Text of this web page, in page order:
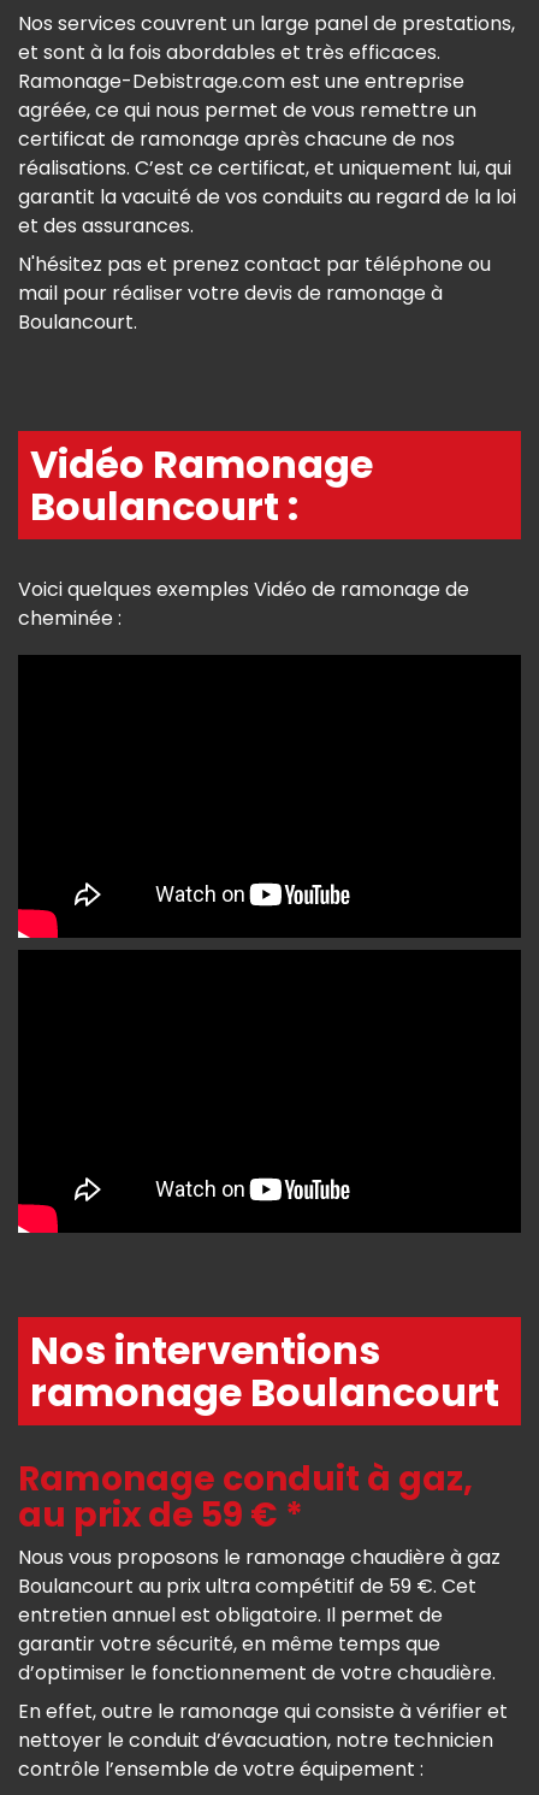
Nos services couvrent un large panel de prestations,
et sont à la fois abordables et très efficaces.
Ramonage-Debistrage.com est une entreprise
agréée, ce qui nous permet de vous remettre un
certificat de ramonage après chacune de nos
réalisations. C’est ce certificat, et uniquement lui, qui
garantit la vacuité de vos conduits au regard de la loi
et des assurances.
N'hésitez pas et prenez contact par téléphone ou
mail pour réaliser votre devis de ramonage à
Boulancourt.
Vidéo Ramonage
Boulancourt :
Voici quelques exemples Vidéo de ramonage de
cheminée :
Nos interventions
ramonage Boulancourt
Ramonage conduit à gaz,
au prix de 59 € *
Nous vous proposons le ramonage chaudière à gaz
Boulancourt au prix ultra compétitif de 59 €. Cet
entretien annuel est obligatoire. Il permet de
garantir votre sécurité, en même temps que
d’optimiser le fonctionnement de votre chaudière.
En effet, outre le ramonage qui consiste à vérifier et
nettoyer le conduit d’évacuation, notre technicien
contrôle l’ensemble de votre équipement :